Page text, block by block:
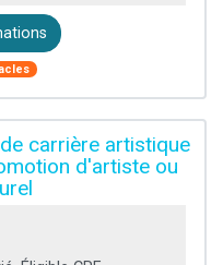
carrière artistique
d'artiste ou